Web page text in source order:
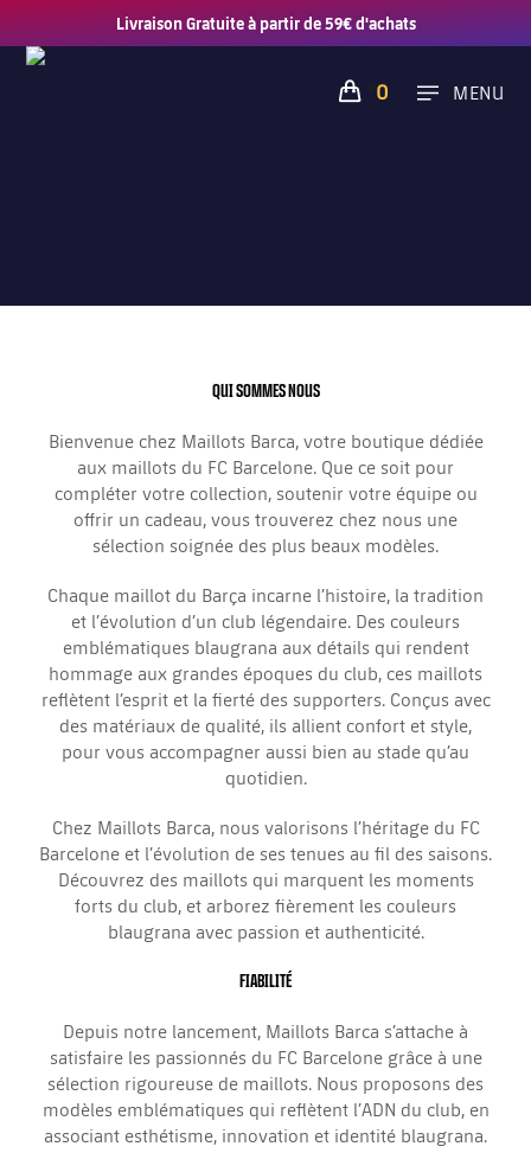
Livraison Gratuite à partir de 59€ d'achats
0 MENU
QUI SOMMES NOUS
Bienvenue chez Maillots Barca, votre boutique dédiée
aux maillots du FC Barcelone. Que ce soit pour
compléter votre collection, soutenir votre équipe ou
offrir un cadeau, vous trouverez chez nous une
sélection soignée des plus beaux modèles.
Chaque maillot du Barça incarne l’histoire, la tradition
et l’évolution d’un club légendaire. Des couleurs
emblématiques blaugrana aux détails qui rendent
hommage aux grandes époques du club, ces maillots
reflètent l’esprit et la fierté des supporters. Conçus avec
des matériaux de qualité, ils allient confort et style,
pour vous accompagner aussi bien au stade qu’au
quotidien.
Chez Maillots Barca, nous valorisons l’héritage du FC
Barcelone et l’évolution de ses tenues au fil des saisons.
Découvrez des maillots qui marquent les moments
forts du club, et arborez fièrement les couleurs
blaugrana avec passion et authenticité.
FIABILITÉ
Depuis notre lancement, Maillots Barca s’attache à
satisfaire les passionnés du FC Barcelone grâce à une
sélection rigoureuse de maillots. Nous proposons des
modèles emblématiques qui reflètent l’ADN du club, en
associant esthétisme, innovation et identité blaugrana.